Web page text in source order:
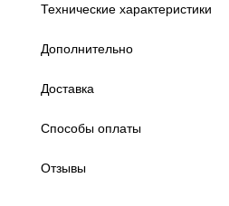
Технические характеристики
Дополнительно
Доставка
Способы оплаты
Отзывы